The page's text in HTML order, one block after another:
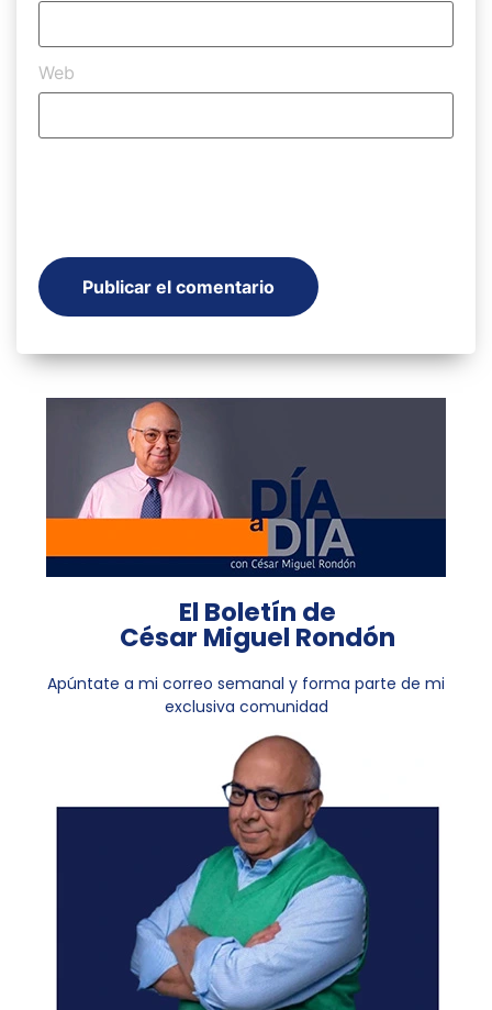
Web
El Boletín de
César Miguel Rondón
Apúntate a mi correo semanal y forma parte de mi
exclusiva comunidad